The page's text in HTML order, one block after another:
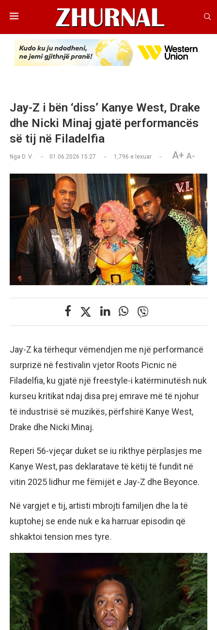
Jay-Z i bën ‘diss’ Kanye West, Drake
dhe Nicki Minaj gjatë performancës
së tij në Filadelfia
Nga D. V. 01.06.2026 15:27 1,796 e lexuar A+ A-
Jay-Z ka tërhequr vëmendjen me një performancë
surprizë në festivalin vjetor Roots Picnic në
Filadelfia, ku gjatë një freestyle-i katërminutësh nuk
kurseu kritikat ndaj disa prej emrave më të njohur
të industrisë së muzikës, përfshirë Kanye West,
Drake dhe Nicki Minaj.
Reperi 56-vjeçar duket se iu rikthye përplasjes me
Kanye West, pas deklaratave të këtij të fundit në
vitin 2025 lidhur me fëmijët e Jay-Z dhe Beyonce.
Në vargjet e tij, artisti mbrojti familjen dhe la të
kuptohej se ende nuk e ka harruar episodin që
shkaktoi tension mes tyre.